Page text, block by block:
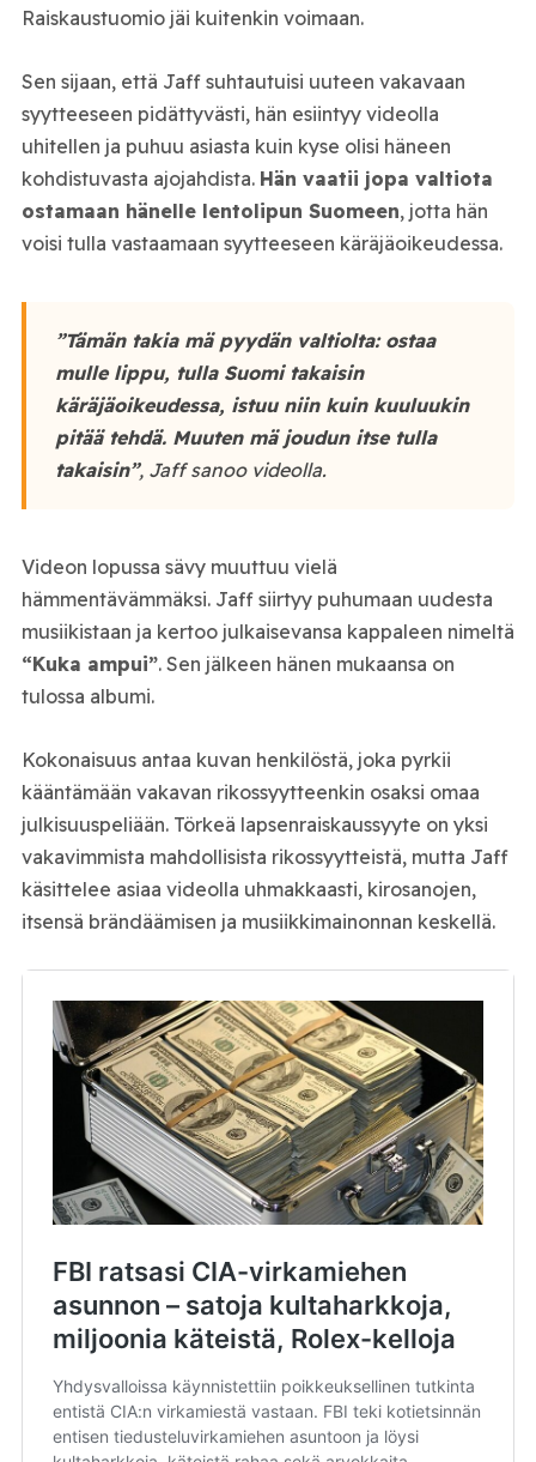
Raiskaustuomio jäi kuitenkin voimaan.
Sen sijaan, että Jaff suhtautuisi uuteen vakavaan
syytteeseen pidättyvästi, hän esiintyy videolla
uhitellen ja puhuu asiasta kuin kyse olisi häneen
kohdistuvasta ajojahdista. Hän vaatii jopa valtiota
ostamaan hänelle lentolipun Suomeen, jotta hän
voisi tulla vastaamaan syytteeseen käräjäoikeudessa.
”Tämän takia mä pyydän valtiolta: ostaa
mulle lippu, tulla Suomi takaisin
käräjäoikeudessa, istuu niin kuin kuuluukin
pitää tehdä. Muuten mä joudun itse tulla
takaisin”, Jaff sanoo videolla.
Videon lopussa sävy muuttuu vielä
hämmentävämmäksi. Jaff siirtyy puhumaan uudesta
musiikistaan ja kertoo julkaisevansa kappaleen nimeltä
“Kuka ampui”. Sen jälkeen hänen mukaansa on
tulossa albumi.
Kokonaisuus antaa kuvan henkilöstä, joka pyrkii
kääntämään vakavan rikossyytteenkin osaksi omaa
julkisuuspeliään. Törkeä lapsenraiskaussyyte on yksi
vakavimmista mahdollisista rikossyytteistä, mutta Jaff
käsittelee asiaa videolla uhmakkaasti, kirosanojen,
itsensä brändäämisen ja musiikkimainonnan keskellä.